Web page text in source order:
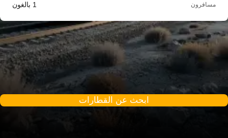
مسافرون 1 بالغون
ابحث عن القطارات